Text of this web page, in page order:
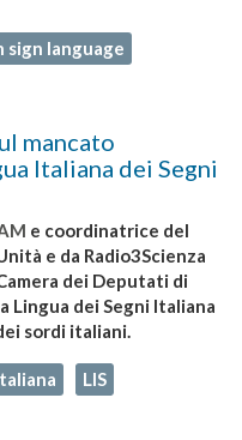
sign language
mancato
Italiana dei Segni
e coordinatrice del
e da Radio3Scienza
dei Deputati di
Lingua dei Segni Italiana
sordi italiani.
LIS